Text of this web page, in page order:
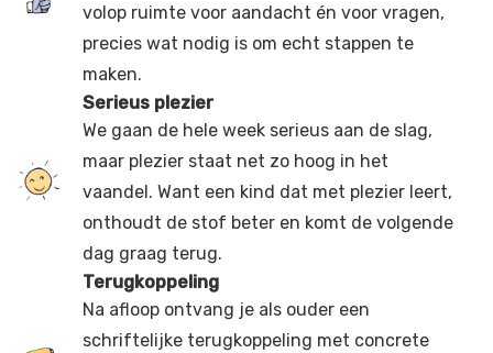
volop ruimte voor aandacht én voor vragen,
precies wat nodig is om echt stappen te
maken.
Serieus plezier
We gaan de hele week serieus aan de slag,
maar plezier staat net zo hoog in het
vaandel. Want een kind dat met plezier leert,
onthoudt de stof beter en komt de volgende
dag graag terug.
Terugkoppeling
Na afloop ontvang je als ouder een
schriftelijke terugkoppeling met concrete